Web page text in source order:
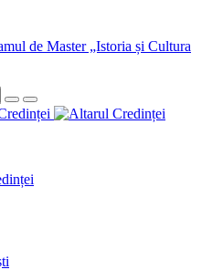
de Master „Istoria și Cultura